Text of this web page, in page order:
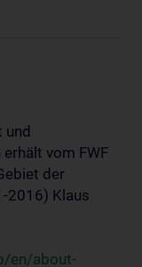
und
vom FWF
der
2016) Klaus
en/about-